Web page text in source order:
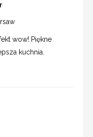
wow! Piękne
kuchnia.